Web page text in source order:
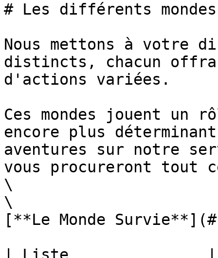
# Les différents mondes
Nous mettons à votre
distincts, chacun
d'actions variées.
Ces mondes jouent un
encore plus
aventures sur notre
vous procureront tout
\
\
[**Le Monde